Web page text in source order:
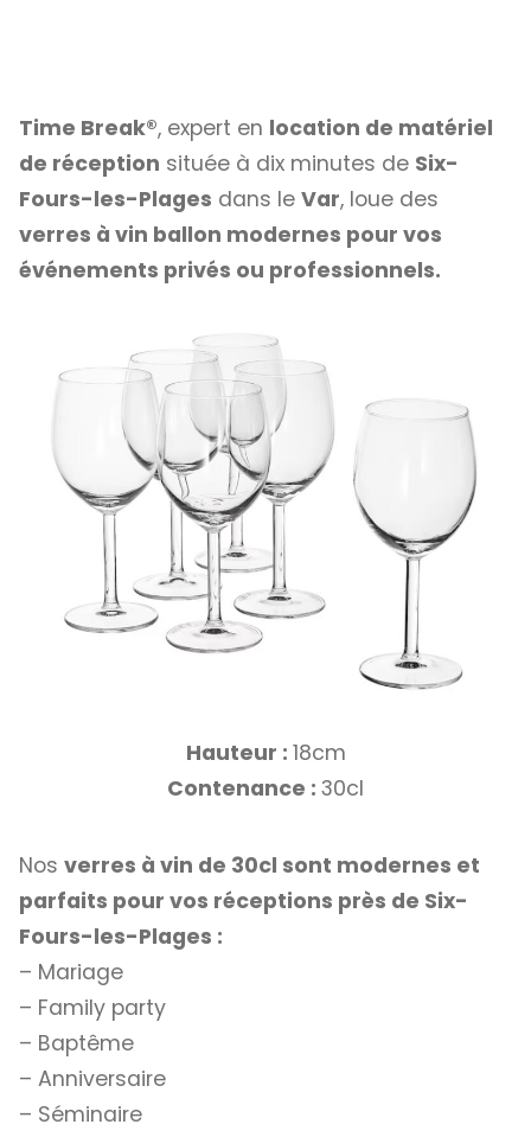
Time Break®, expert en location de matériel
de réception située à dix minutes de Six-
Fours-les-Plages dans le Var, loue des
verres à vin ballon modernes pour vos
événements privés ou professionnels.
Hauteur : 18cm
Contenance : 30cl
Nos verres à vin de 30cl sont modernes et
parfaits pour vos réceptions près de Six-
Fours-les-Plages :
– Mariage
– Family party
– Baptême
– Anniversaire
– Séminaire